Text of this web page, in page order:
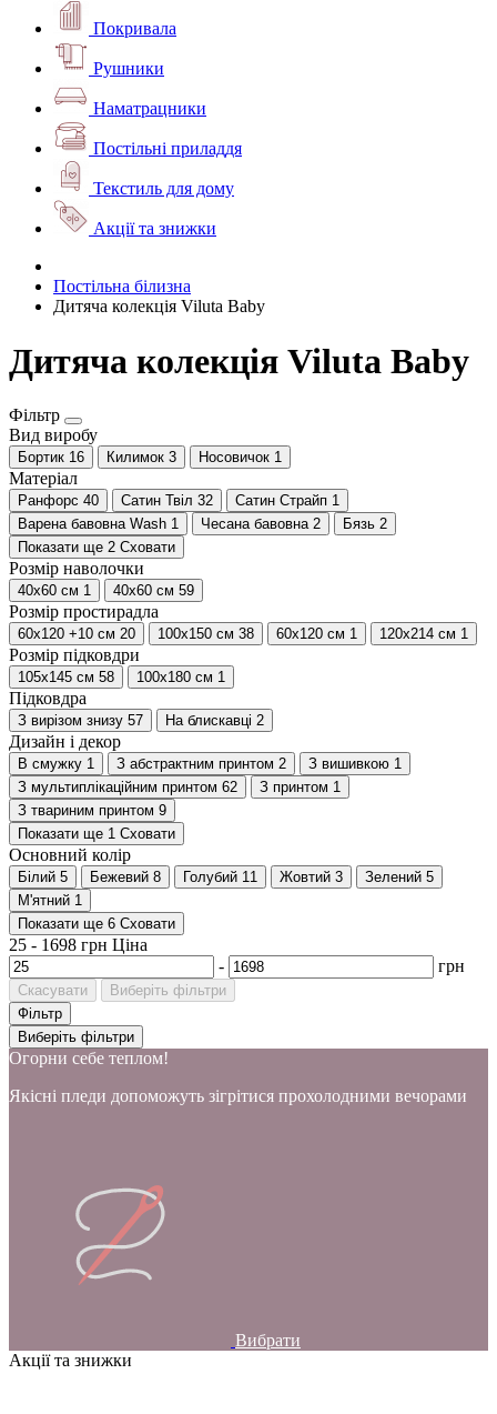
Покривала
Рушники
Наматрацники
Постільні приладдя
Текстиль для дому
Акції та знижки
Постільна білизна
Дитяча колекція Viluta Baby
Дитяча колекція Viluta Baby
Фільтр
Вид виробу
Бортик 16 Килимок 3 Носовичок 1
Матеріал
Ранфорс 40 Сатин Твіл 32 Сатин Страйп 1
Варена бавовна Wash 1 Чесана бавовна 2 Бязь 2
Показати ще 2 Сховати
Розмір наволочки
40x60 см 1 40х60 см 59
Розмір простирадла
60х120 +10 см 20 100x150 см 38 60х120 см 1 120x214 см 1
Розмір підковдри
105x145 см 58 100x180 см 1
Підковдра
З вирізом знизу 57 На блискавці 2
Дизайн і декор
В смужку 1 З абстрактним принтом 2 З вишивкою 1
З мультиплікаційним принтом 62 З принтом 1
З твариним принтом 9
Показати ще 1 Сховати
Основний колір
Білий 5 Бежевий 8 Голубий 11 Жовтий 3 Зелений 5
М'ятний 1
Показати ще 6 Сховати
25 - 1698 грн Ціна
-
грн
Скасувати
Виберіть фільтри
Фільтр
Виберіть фільтри
Огорни себе теплом!
Якісні пледи допоможуть зігрітися прохолодними вечорами
Вибрати
Акції та знижки